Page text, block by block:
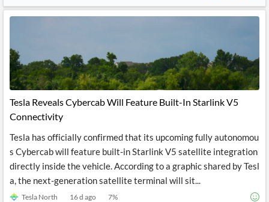
Tesla Reveals Cybercab Will Feature Built-In Starlink V5
Connectivity
Tesla has officially confirmed that its upcoming fully autonomou
s Cybercab will feature built-in Starlink V5 satellite integration
directly inside the vehicle. According to a graphic shared by Tesl
a, the next-generation satellite terminal will sit...
Tesla North 16 d ago 7%